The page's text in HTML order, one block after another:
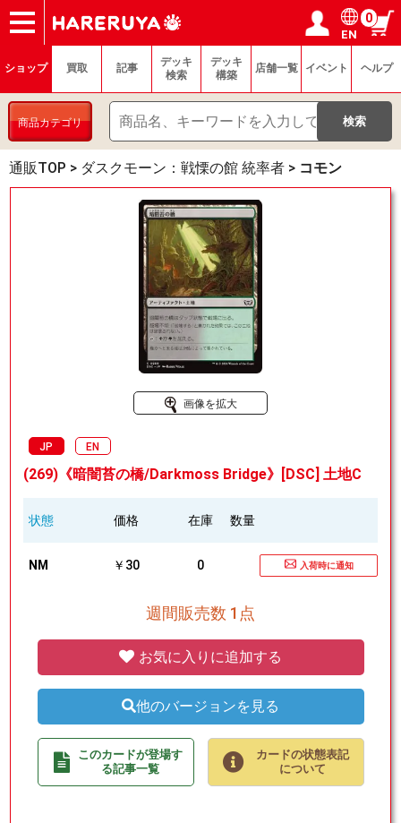
ショップ
買取
記事
デッキ検索
デッキ構築
選手一覧
店舗一覧
イベント
ヘルプ
お問い合わせ ログイン／会員登録
マイページ
EN
0
ショップ 買取 記事
デッキ
検索
デッキ
構築
店舗一覧 イベント ヘルプ
商品カテゴリ
通販TOP > ダスクモーン：戦慄の館 統率者 > コモン
画像を拡大
JP EN
(269)《暗闇苔の橋/Darkmoss Bridge》[DSC] 土地C
状態 価格 在庫 数量
NM ￥30 0 入荷時に通知
週間販売数 1点
お気に入りに追加する
他のバージョンを見る
このカードが登場す
る記事一覧
カードの状態表記
について